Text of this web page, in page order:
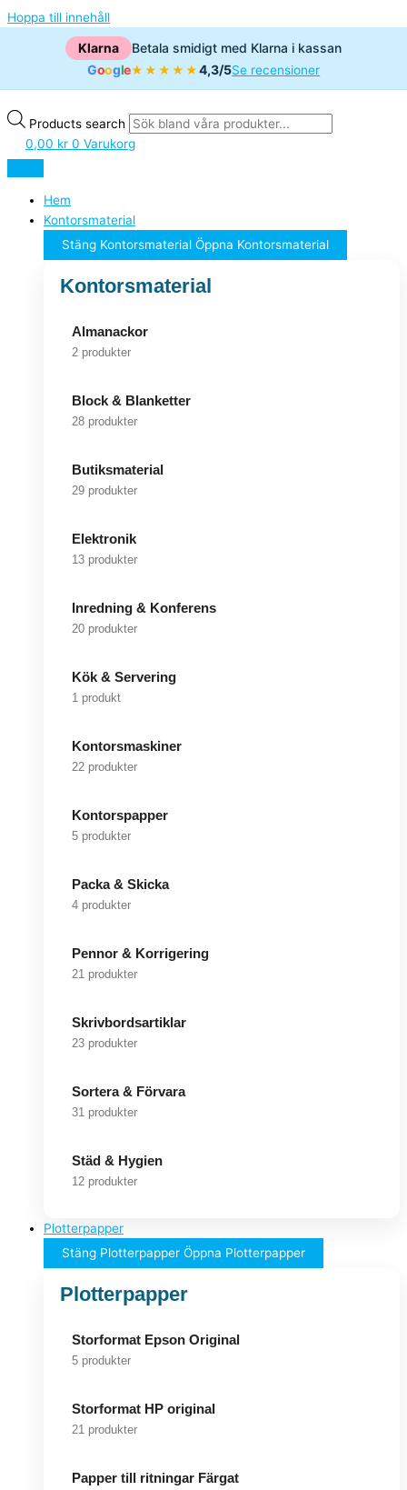
Hoppa till innehåll
Klarna
Betala smidigt med Klarna i kassan
Google★★★★★4,3/5Se recensioner
Products search
0,00 kr 0 Varukorg
Hem
Kontorsmaterial
Stäng Kontorsmaterial Öppna Kontorsmaterial
Kontorsmaterial
Almanackor
2 produkter
Block & Blanketter
28 produkter
Butiksmaterial
29 produkter
Elektronik
13 produkter
Inredning & Konferens
20 produkter
Kök & Servering
1 produkt
Kontorsmaskiner
22 produkter
Kontorspapper
5 produkter
Packa & Skicka
4 produkter
Pennor & Korrigering
21 produkter
Skrivbordsartiklar
23 produkter
Sortera & Förvara
31 produkter
Städ & Hygien
12 produkter
Plotterpapper
Stäng Plotterpapper Öppna Plotterpapper
Plotterpapper
Storformat Epson Original
5 produkter
Storformat HP original
21 produkter
Papper till ritningar Färgat